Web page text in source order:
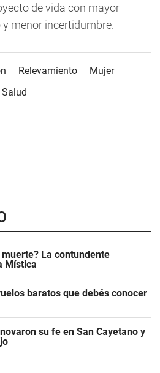
de vida con mayor
menor incertidumbre.
Relevamiento
Mujer
Salud
La contundente
Mística
baratos que debés conocer
su fe en San Cayetano y